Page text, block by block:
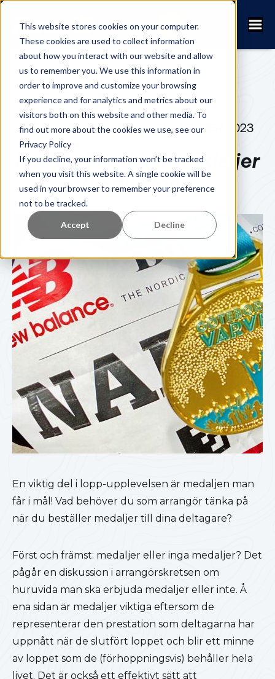
This website stores cookies on your computer.
These cookies are used to collect information
about how you interact with our website and allow
us to remember you. We use this information in
order to improve and customize your browsing
experience and for analytics and metrics about our
visitors both on this website and other media. To
find out more about the cookies we use, see our
Privacy Policy
If you decline, your information won’t be tracked
when you visit this website. A single cookie will be
used in your browser to remember your preference
not to be tracked.
Accept Decline
ERIK SJÖBECK 21 SEPTEMBER 2023
Hur du beställer medaljer
till ditt lopp
En viktig del i lopp-upplevelsen är medaljen man
får i mål! Vad behöver du som arrangör tänka på
när du beställer medaljer till dina deltagare?
Först och främst: medaljer eller inga medaljer? Det
pågår en diskussion i arrangörskretsen om
huruvida man ska erbjuda medaljer eller inte. Å
ena sidan är medaljer viktiga eftersom de
representerar den prestation som deltagarna har
uppnått när de slutfört loppet och blir ett minne
av loppet som de (förhoppningsvis) behåller hela
livet. Det är också ett effektivt sätt att